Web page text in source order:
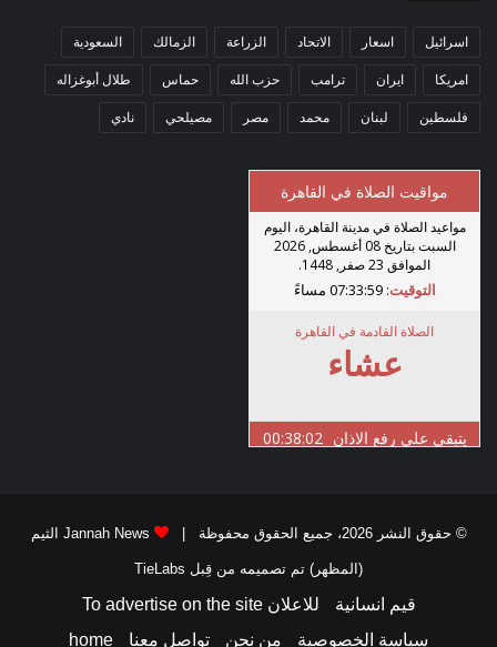
اسرائيل اسعار الاتحاد الزراعة الزمالك السعودية
امريكا ايران ترامب حزب الله حماس طلال أبوغزاله
فلسطين لبنان محمد مصر مصيلحي نادي
© حقوق النشر 2026، جميع الحقوق محفوظة | Jannah News الثيم
(المظهر) تم تصميمه من قِبل TieLabs
قيم انسانية
للاعلان To advertise on the site
سياسة الخصوصية
من نحن تواصل معنا home